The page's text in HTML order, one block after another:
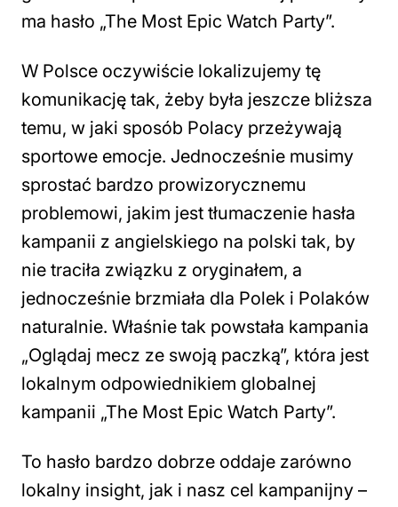
ma hasło „The Most Epic Watch Party”.
W Polsce oczywiście lokalizujemy tę
komunikację tak, żeby była jeszcze bliższa
temu, w jaki sposób Polacy przeżywają
sportowe emocje. Jednocześnie musimy
sprostać bardzo prowizorycznemu
problemowi, jakim jest tłumaczenie hasła
kampanii z angielskiego na polski tak, by
nie traciła związku z oryginałem, a
jednocześnie brzmiała dla Polek i Polaków
naturalnie. Właśnie tak powstała kampania
„Oglądaj mecz ze swoją paczką”, która jest
lokalnym odpowiednikiem globalnej
kampanii „The Most Epic Watch Party”.
To hasło bardzo dobrze oddaje zarówno
lokalny insight, jak i nasz cel kampanijny –